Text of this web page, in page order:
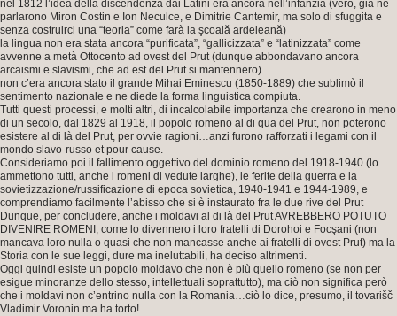
nel 1812 l’idea della discendenza dai Latini era ancora nell’infanzia (vero, già ne
parlarono Miron Costin e Ion Neculce, e Dimitrie Cantemir, ma solo di sfuggita e
senza costruirci una “teoria” come farà la şcoală ardeleană)
la lingua non era stata ancora “purificata”, “gallicizzata” e “latinizzata” come
avvenne a metà Ottocento ad ovest del Prut (dunque abbondavano ancora
arcaismi e slavismi, che ad est del Prut si mantennero)
non c’era ancora stato il grande Mihai Eminescu (1850-1889) che sublimò il
sentimento nazionale e ne diede la forma linguistica compiuta.
Tutti questi processi, e molti altri, di incalcolabile importanza che crearono in meno
di un secolo, dal 1829 al 1918, il popolo romeno al di qua del Prut, non poterono
esistere al di là del Prut, per ovvie ragioni…anzi furono rafforzati i legami con il
mondo slavo-russo et pour cause.
Consideriamo poi il fallimento oggettivo del dominio romeno del 1918-1940 (lo
ammettono tutti, anche i romeni di vedute larghe), le ferite della guerra e la
sovietizzazione/russificazione di epoca sovietica, 1940-1941 e 1944-1989, e
comprendiamo facilmente l’abisso che si è instaurato fra le due rive del Prut
Dunque, per concludere, anche i moldavi al di là del Prut AVREBBERO POTUTO
DIVENIRE ROMENI, come lo divennero i loro fratelli di Dorohoi e Focşani (non
mancava loro nulla o quasi che non mancasse anche ai fratelli di ovest Prut) ma la
Storia con le sue leggi, dure ma ineluttabili, ha deciso altrimenti.
Oggi quindi esiste un popolo moldavo che non è più quello romeno (se non per
esigue minoranze dello stesso, intellettuali soprattutto), ma ciò non significa però
che i moldavi non c’entrino nulla con la Romania…ciò lo dice, presumo, il tovarišč
Vladimir Voronin ma ha torto!